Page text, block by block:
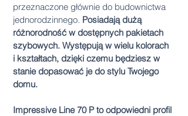
przeznaczone głównie do budownictwa
jednorodzinnego. Posiadają dużą
różnorodność w dostępnych pakietach
szybowych. Występują w wielu kolorach
i kształtach, dzięki czemu będziesz w
stanie dopasować je do stylu Twojego
domu.
Impressive Line 70 P to odpowiedni profil